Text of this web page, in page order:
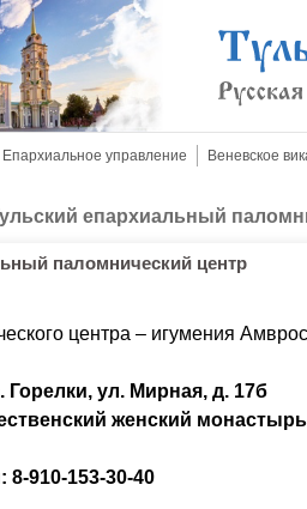
Епархиальное управление Веневское
епархиальный
паломнический центр
центра – игумения
Горелки, ул. Мирная, д. 17б
женский монастырь
910-153-30-40